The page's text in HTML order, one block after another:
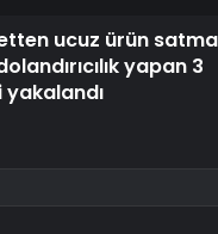
ucuz ürün satma
yapan 3
yakalandı